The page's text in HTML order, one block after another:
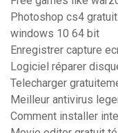
Photoshop cs4
windows 10 64 bit
Enregistrer capture
Logiciel réparer
Telecharger
Meilleur antivirus
Comment installer